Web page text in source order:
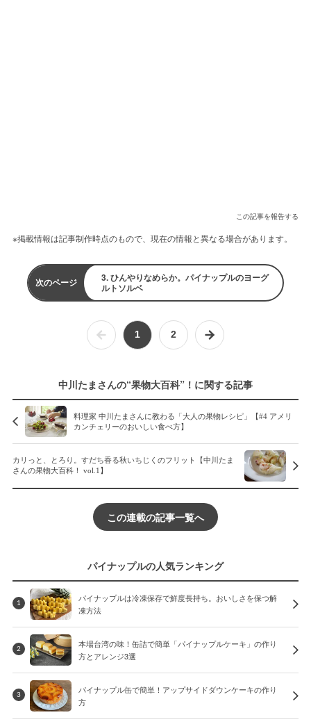
この記事を報告する
※掲載情報は記事制作時点のもので、現在の情報と異なる場合があります。
次のページ
3. ひんやりなめらか。パイナップルのヨーグ
ルトソルベ
1 2
中川たまさんの“果物大百科”！に関する記事
料理家 中川たまさんに教わる「大人の果物レシピ」【#4 アメリ
カンチェリーのおいしい食べ方】
カリっと、とろり。すだち香る秋いちじくのフリット【中川たま
さんの果物大百科！ vol.1】
この連載の記事一覧へ
パイナップルの人気ランキング
1
パイナップルは冷凍保存で鮮度長持ち。おいしさを保つ解
凍方法
2
本場台湾の味！缶詰で簡単「パイナップルケーキ」の作り
方とアレンジ3選
3
パイナップル缶で簡単！アップサイドダウンケーキの作り
方